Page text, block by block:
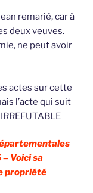
remarié, car à
deux veuves.
ne peut avoir
actes sur cette
l’acte qui suit
Voici sa
propriété